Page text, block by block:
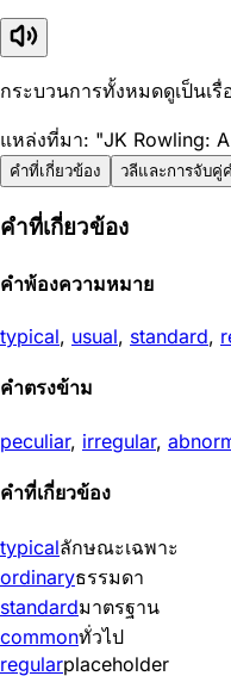
กระบวนการทั้งหมดดูเป็นเรื่
แหล่งที่มา: "JK Rowling:
คำที่เกี่ยวข้อง วลีและการจับคู่
คำที่เกี่ยวข้อง
คำพ้องความหมาย
typical, usual, standard,
คำตรงข้าม
peculiar, irregular,
คำที่เกี่ยวข้อง
typicalลักษณะเฉพาะ
ordinaryธรรมดา
standardมาตรฐาน
commonทั่วไป
regularplaceholder